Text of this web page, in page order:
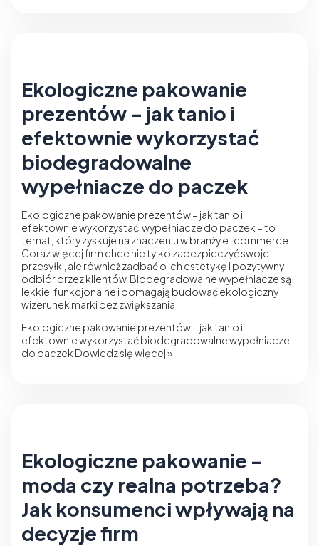
Ekologiczne pakowanie
prezentów – jak tanio i
efektownie wykorzystać
biodegradowalne
wypełniacze do paczek
Ekologiczne pakowanie prezentów – jak tanio i
efektownie wykorzystać wypełniacze do paczek – to
temat, który zyskuje na znaczeniu w branży e-commerce.
Coraz więcej firm chce nie tylko zabezpieczyć swoje
przesyłki, ale również zadbać o ich estetykę i pozytywny
odbiór przez klientów. Biodegradowalne wypełniacze są
lekkie, funkcjonalne i pomagają budować ekologiczny
wizerunek marki bez zwiększania
Ekologiczne pakowanie prezentów – jak tanio i
efektownie wykorzystać biodegradowalne wypełniacze
do paczek Dowiedz się więcej »
Ekologiczne pakowanie –
moda czy realna potrzeba?
Jak konsumenci wpływają na
decyzje firm